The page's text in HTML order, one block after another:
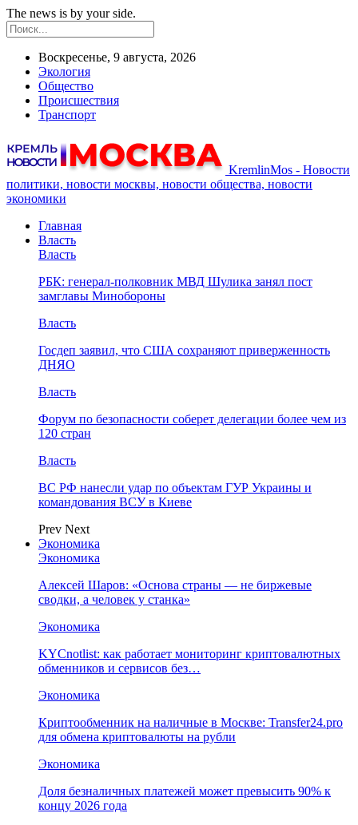
The news is by your side.
Воскресенье, 9 августа, 2026
Экология
Общество
Происшествия
Транспорт
KremlinMos - Новости
политики, новости москвы, новости общества, новости
экономики
Главная
Власть
Власть
РБК: генерал-полковник МВД Шулика занял пост
замглавы Минобороны
Власть
Госдеп заявил, что США сохраняют приверженность
ДНЯО
Власть
Форум по безопасности соберет делегации более чем из
120 стран
Власть
ВС РФ нанесли удар по объектам ГУР Украины и
командования ВСУ в Киеве
Prev Next
Экономика
Экономика
Алексей Шаров: «Основа страны — не биржевые
сводки, а человек у станка»
Экономика
KYCnotlist: как работает мониторинг криптовалютных
обменников и сервисов без…
Экономика
Криптообменник на наличные в Москве: Transfer24.pro
для обмена криптовалюты на рубли
Экономика
Доля безналичных платежей может превысить 90% к
концу 2026 года